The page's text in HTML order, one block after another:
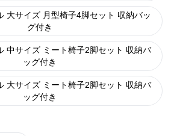
大サイズ 月型椅子4脚セット 収納バッ
グ付き
中サイズ ミート椅子2脚セット 収納バ
ッグ付き
大サイズ ミート椅子2脚セット 収納バ
ッグ付き